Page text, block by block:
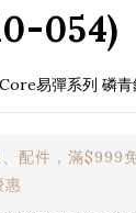
054)
易彈系列 磷青
配件，滿$999
惠